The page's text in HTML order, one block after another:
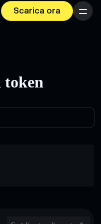
Scarica ora Menu
token